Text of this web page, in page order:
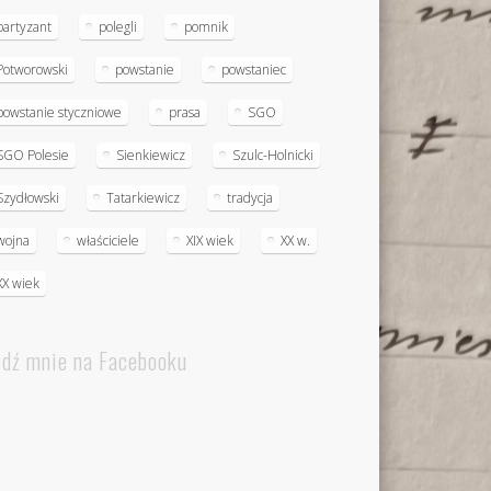
polegli pomnik
powstanie powstaniec
styczniowe prasa SGO
Polesie Sienkiewicz Szulc-Holnicki
Tatarkiewicz tradycja
właściciele XIX wiek XX w.
wiek
mnie na Facebooku